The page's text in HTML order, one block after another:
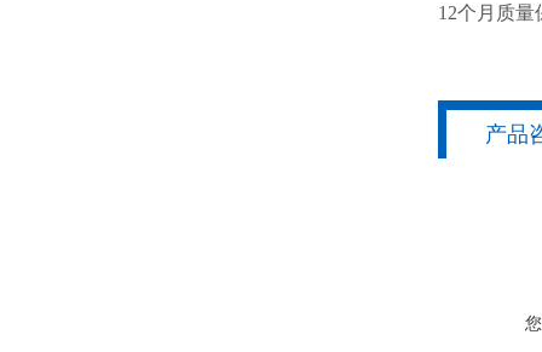
12个月质量
产品